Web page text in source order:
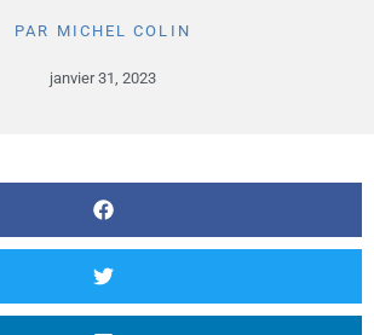
PAR MICHEL COLIN
janvier 31, 2023